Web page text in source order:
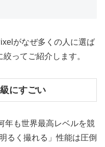
がなぜ多くの人に選ば
ってご紹介します。
にすごい
年も世界最高レベルを競
るく撮れる」性能は圧倒